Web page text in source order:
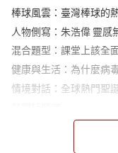
棒球風雲：臺灣棒球的
人物側寫：朱浩偉 靈感
混合題型：課堂上該全
健康與生活：為什麼病
情境對話：全球熱門聖
旅遊安全：出國旅遊必